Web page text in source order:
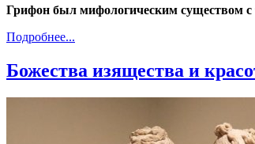
Грифон был мифологическим существом с
Подробнее...
Божества изящества и